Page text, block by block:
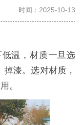
时间：2025-10-13
温，材质一旦选
漆。选对材质，
。